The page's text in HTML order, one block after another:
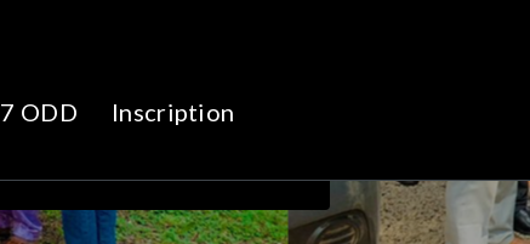
ODD Inscription